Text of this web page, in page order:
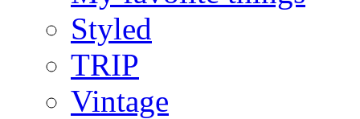
Styled
TRIP
Vintage